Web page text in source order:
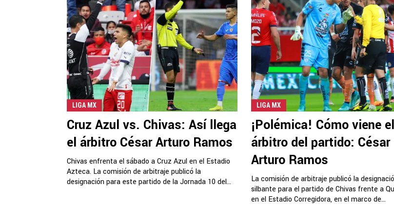
LIGA MX
Cruz Azul vs. Chivas: Así llega
el árbitro César Arturo Ramos
Chivas enfrenta el sábado a Cruz Azul en el Estadio
Azteca. La comisión de arbitraje publicó la
designación para este partido de la Jornada 10 del...
LIGA MX
¡Polémica! Cómo viene el
árbitro del partido: César
Arturo Ramos
La comisión de arbitraje publicó la
silbante para el partido de Chivas frente a
en el Estadio Corregidora, en el marco de...